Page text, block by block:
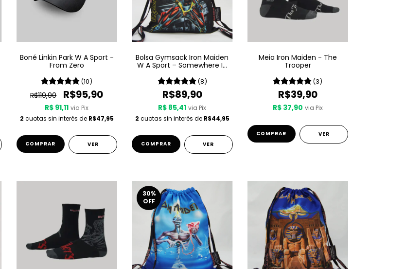
Boné Linkin Park W A Sport -
From Zero
(10)
R$119,90 R$95,90
R$ 91,11 via Pix
2 cuotas sin interés de R$47,95
COMPRAR VER
Bolsa Gymsack Iron Maiden
W A Sport – Somewhere In
(8)
R$89,90
R$ 85,41 via Pix
2 cuotas sin interés de R$44,95
VER
Meia Iron Maiden - The
Trooper
(3)
R$39,90
R$ 37,90 via Pix
COMPRAR VER
30%
OFF